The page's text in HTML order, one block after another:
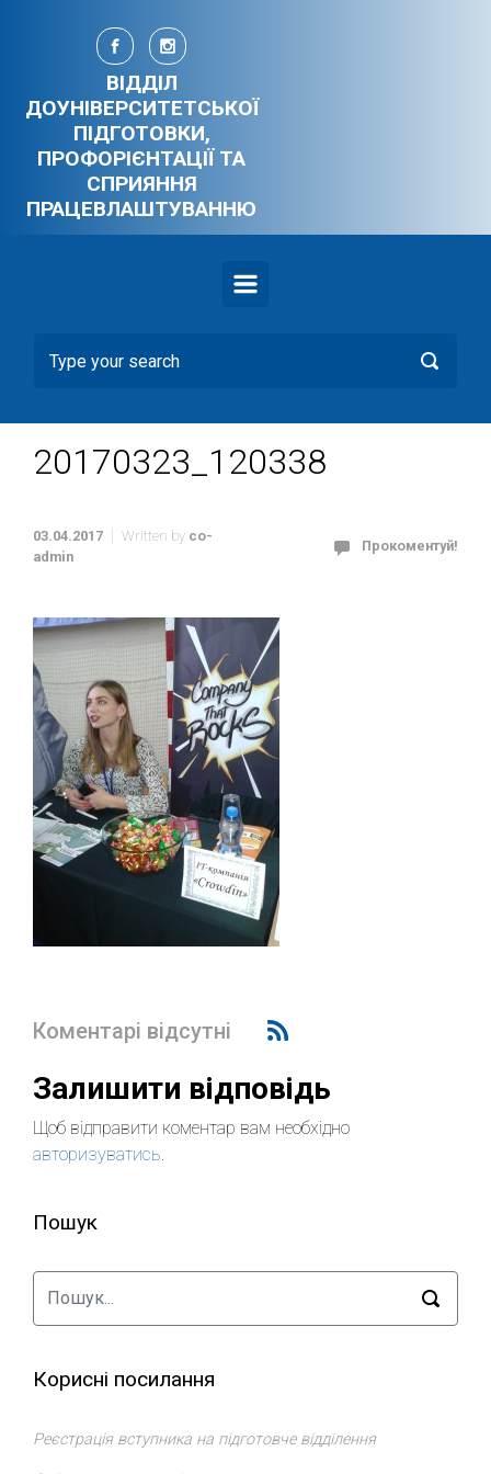
Skip to main content
ВІДДІЛ
ДОУНІВЕРСИТЕТСЬКОЇ
ПІДГОТОВКИ,
ПРОФОРІЄНТАЦІЇ ТА
СПРИЯННЯ
ПРАЦЕВЛАШТУВАННЮ
20170323_120338
03.04.2017 Written by co-
admin
Прокоментуй!
Коментарі відсутні
Залишити відповідь
Щоб відправити коментар вам необхідно
авторизуватись.
Пошук
Корисні посилання
Реєстрація вступника на підготовче відділення